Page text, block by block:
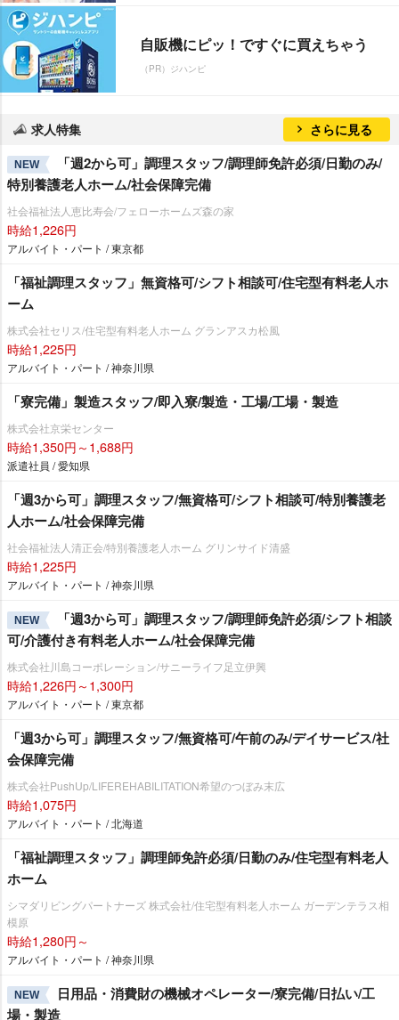
自販機にピッ！ですぐに買えちゃう
（PR）ジハンピ
求人特集 さらに見る
NEW
「週2から可」調理スタッフ/調理師免許必須/日勤のみ/
特別養護老人ホーム/社会保障完備
社会福祉法人恵比寿会/フェローホームズ森の家
時給1,226円
アルバイト・パート / 東京都
「福祉調理スタッフ」無資格可/シフト相談可/住宅型有料老人ホ
ーム
株式会社セリス/住宅型有料老人ホーム グランアスカ松風
時給1,225円
アルバイト・パート / 神奈川県
「寮完備」製造スタッフ/即入寮/製造・工場/工場・製造
株式会社京栄センター
時給1,350円～1,688円
派遣社員 / 愛知県
「週3から可」調理スタッフ/無資格可/シフト相談可/特別養護老
人ホーム/社会保障完備
社会福祉法人清正会/特別養護老人ホーム グリンサイド清盛
時給1,225円
アルバイト・パート / 神奈川県
NEW
「週3から可」調理スタッフ/調理師免許必須/シフト相談
可/介護付き有料老人ホーム/社会保障完備
株式会社川島コーポレーション/サニーライフ足立伊興
時給1,226円～1,300円
アルバイト・パート / 東京都
「週3から可」調理スタッフ/無資格可/午前のみ/デイサービス/社
会保障完備
株式会社PushUp/LIFEREHABILITATION希望のつぼみ末広
時給1,075円
アルバイト・パート / 北海道
「福祉調理スタッフ」調理師免許必須/日勤のみ/住宅型有料老人
ホーム
シマダリビングパートナーズ 株式会社/住宅型有料老人ホーム ガーデンテラス相
模原
時給1,280円～
アルバイト・パート / 神奈川県
NEW
日用品・消費財の機械オペレーター/寮完備/日払い/工
場・製造